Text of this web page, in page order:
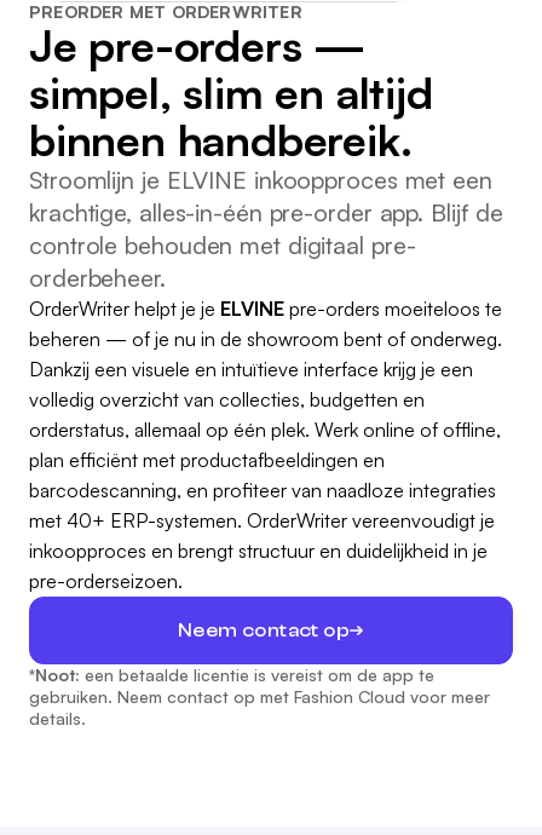
PREORDER MET ORDERWRITER
Je pre-orders —
simpel, slim en altijd
binnen handbereik.
Stroomlijn je ELVINE inkoopproces met een
krachtige, alles-in-één pre-order app. Blijf de
controle behouden met digitaal pre-
orderbeheer.
OrderWriter helpt je je ELVINE pre-orders moeiteloos te
beheren — of je nu in de showroom bent of onderweg.
Dankzij een visuele en intuïtieve interface krijg je een
volledig overzicht van collecties, budgetten en
orderstatus, allemaal op één plek. Werk online of offline,
plan efficiënt met productafbeeldingen en
barcodescanning, en profiteer van naadloze integraties
met 40+ ERP-systemen. OrderWriter vereenvoudigt je
inkoopproces en brengt structuur en duidelijkheid in je
pre-orderseizoen.
Neem contact op
*Noot: een betaalde licentie is vereist om de app te
gebruiken. Neem contact op met Fashion Cloud voor meer
details.